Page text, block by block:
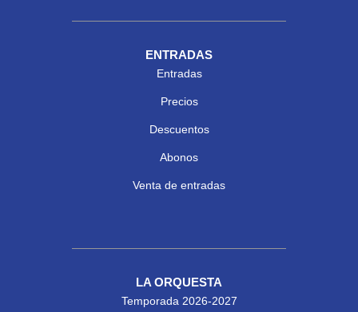
ENTRADAS
Entradas
Precios
Descuentos
Abonos
Venta de entradas
LA ORQUESTA
Temporada 2026-2027